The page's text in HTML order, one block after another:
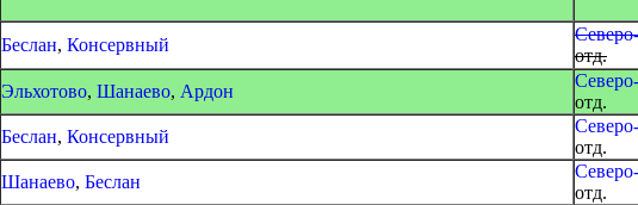
Беслан, Консервный
отд.
Эльхотово, Шанаево, Ардон
отд.
Беслан, Консервный
отд.
Шанаево, Беслан
отд.